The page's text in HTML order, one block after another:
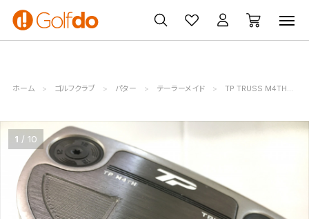
ゴルフ
クラブ
ゴルフ用品
買取
無料査定
クーポン
一覧
ホーム ゴルフクラブ パター テーラーメイド TP TRUSS M4TH
1 10